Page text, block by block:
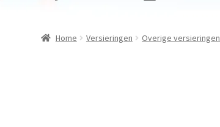
Home Versieringen Overige versieringen